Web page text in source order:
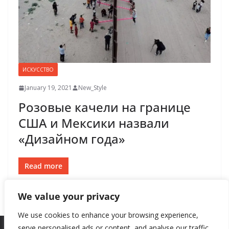
We value your privacy
We use cookies to enhance your browsing experience,
ИСКУССТВО
January 19, 2021 New_Style
Розовые качели на границе
США и Мексики назвали
«Дизайном года»
Read more